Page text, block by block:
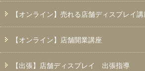
【オンライン】売れる店舗ディスプレイ講
【オンライン】店舗開業講座
【出張】店舗ディスプレイ 出張指導